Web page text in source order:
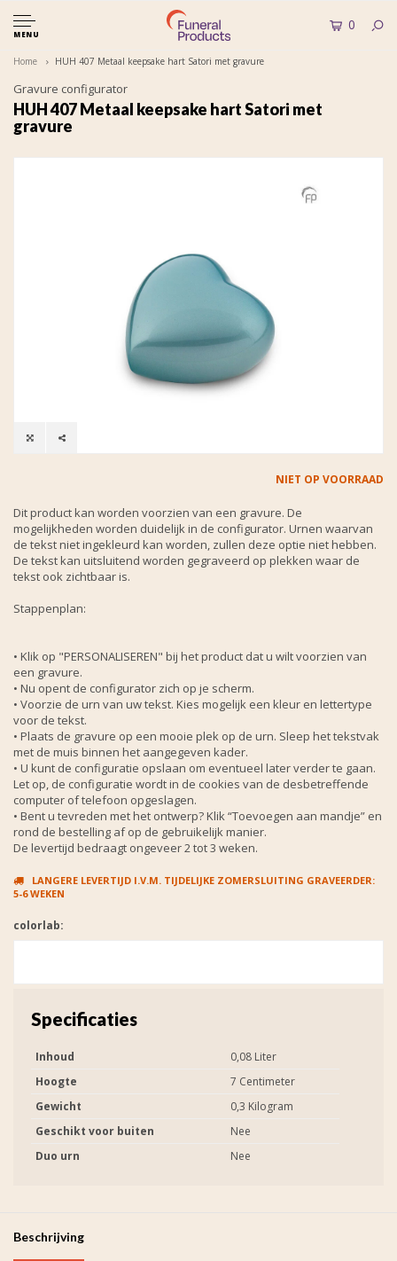
MENU
0
Home HUH 407 Metaal keepsake hart Satori met gravure
Gravure configurator
HUH 407 Metaal keepsake hart Satori met
gravure
NIET OP VOORRAAD
Dit product kan worden voorzien van een gravure. De
mogelijkheden worden duidelijk in de configurator. Urnen waarvan
de tekst niet ingekleurd kan worden, zullen deze optie niet hebben.
De tekst kan uitsluitend worden gegraveerd op plekken waar de
tekst ook zichtbaar is.
Stappenplan:
• Klik op "PERSONALISEREN" bij het product dat u wilt voorzien van
een gravure.
• Nu opent de configurator zich op je scherm.
• Voorzie de urn van uw tekst. Kies mogelijk een kleur en lettertype
voor de tekst.
• Plaats de gravure op een mooie plek op de urn. Sleep het tekstvak
met de muis binnen het aangegeven kader.
• U kunt de configuratie opslaan om eventueel later verder te gaan.
Let op, de configuratie wordt in de cookies van de desbetreffende
computer of telefoon opgeslagen.
• Bent u tevreden met het ontwerp? Klik “Toevoegen aan mandje” en
rond de bestelling af op de gebruikelijk manier.
De levertijd bedraagt ongeveer 2 tot 3 weken.
LANGERE LEVERTIJD I.V.M. TIJDELIJKE ZOMERSLUITING GRAVEERDER:
5-6 WEKEN
colorlab:
Specificaties
Inhoud
0,08 Liter
Hoogte
7 Centimeter
Gewicht
0,3 Kilogram
Geschikt voor buiten
Nee
Duo urn
Nee
Beschrijving